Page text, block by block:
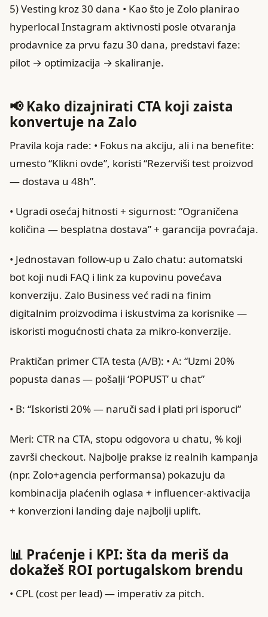
5) Vesting kroz 30 dana • Kao što je Zolo planirao
hyperlocal Instagram aktivnosti posle otvaranja
prodavnice za prvu fazu 30 dana, predstavi faze:
pilot → optimizacija → skaliranje.
📢 Kako dizajnirati CTA koji zaista
konvertuje na Zalo
Pravila koja rade: • Fokus na akciju, ali i na benefite:
umesto “Klikni ovde”, koristi “Rezerviši test proizvod
— dostava u 48h”.
• Ugradi osećaj hitnosti + sigurnost: “Ograničena
količina — besplatna dostava” + garancija povraćaja.
• Jednostavan follow‑up u Zalo chatu: automatski
bot koji nudi FAQ i link za kupovinu povećava
konverziju. Zalo Business već radi na finim
digitalnim proizvodima i iskustvima za korisnike —
iskoristi mogućnosti chata za mikro‑konverzije.
Praktičan primer CTA testa (A/B): • A: “Uzmi 20%
popusta danas — pošalji ‘POPUST’ u chat”
• B: “Iskoristi 20% — naruči sad i plati pri isporuci”
Meri: CTR na CTA, stopu odgovora u chatu, % koji
završi checkout. Najbolje prakse iz realnih kampanja
(npr. Zolo+agencia performansa) pokazuju da
kombinacija plaćenih oglasa + influencer‑aktivacija
+ konverzioni landing daje najbolji uplift.
📊 Praćenje i KPI: šta da meriš da
dokažeš ROI portugalskom brendu
• CPL (cost per lead) — imperativ za pitch.